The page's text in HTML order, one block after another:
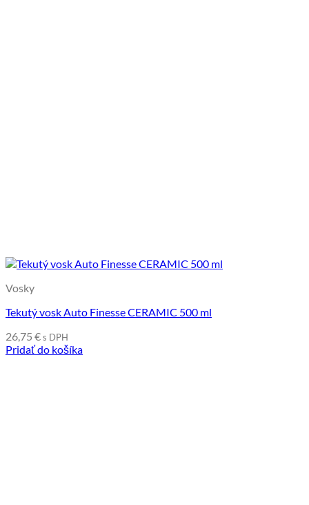
Vosky
Tekutý vosk Auto Finesse CERAMIC 500 ml
26,75 €s DPH
Pridať do košíka